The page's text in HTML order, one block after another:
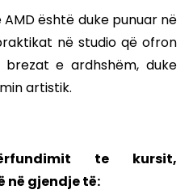
është duke punuar në
në studio që ofron
e ardhshëm, duke
artistik.
te kursit,
në gjendje të: